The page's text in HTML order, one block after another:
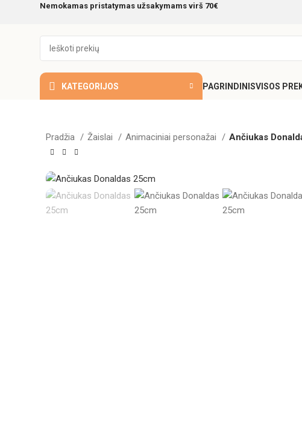
Nemokamas pristatymas užsakymams virš 70€
KATEGORIJOS PAGRINDINISVISOS
Pradžia Žaislai Animaciniai personažai Ančiukas